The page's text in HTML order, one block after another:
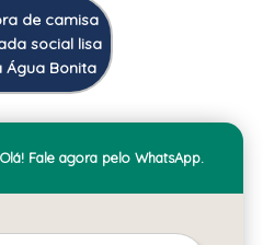
de camisa
social lisa
Água Bonita
Olá! Fale agora pelo WhatsApp.